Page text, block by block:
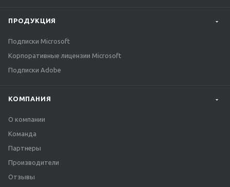
ПРОДУКЦИЯ
Подписки Microsoft
Корпоративные лицензии Microsoft
Подписки Adobe
КОМПАНИЯ
О компании
Команда
Партнеры
Производители
Отзывы